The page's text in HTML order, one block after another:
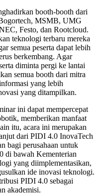
booth-booth dari
MSMB, UMG
Festo, dan Rootcloud.
teknologi terbaru mereka
semua peserta dapat lebih
berkembang. Agar
diminta pergi ke lantai
semua booth dari mitra
yang lebih
yang ditampilkan.
ini dapat mempercepat
memberikan manfaat
itu, acara ini merupakan
dari PIDI 4.0 InovaTech
bagi perusahaan untuk
di bawah Kementerian
yang diimplementasikan,
ide inovasi teknologi.
PIDI 4.0 sebagai
akademisi.